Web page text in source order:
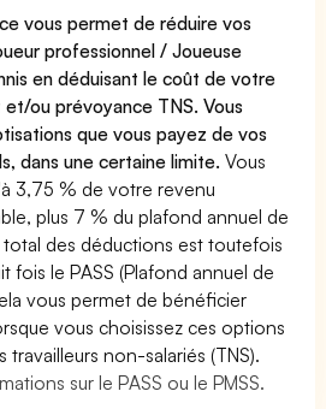
vous permet de réduire vos
professionnel / Joueuse
en déduisant le coût de votre
ou prévoyance TNS. Vous
que vous payez de vos
dans une certaine limite.Vous
3,75 % de votre revenu
plus 7 % du plafond annuel de
total des déductions est toutefois
fois le PASS (Plafond annuel de
vous permet de bénéficier
vous choisissez ces options
non-salariés (TNS).
sur le PASS ou le PMSS.